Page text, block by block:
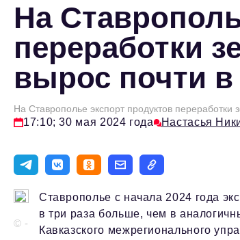
На
переработки
вырос почти в
На Ставрополье экспорт продуктов переработки
17:10; 30 мая 2024 года Настасья
© -
Ставрополье с начала 2024 года
в три раза больше, чем в
Кавказского межрегионального